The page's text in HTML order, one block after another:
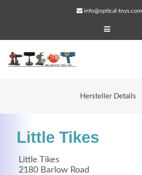
info@optical-toys.com
Hersteller Details
Little Tikes
Little Tikes
2180 Barlow Road